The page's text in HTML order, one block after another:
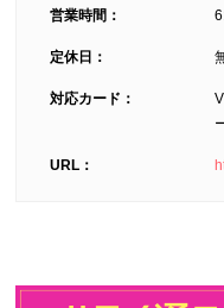
営業時間：
定休日：
対応カード：
URL：